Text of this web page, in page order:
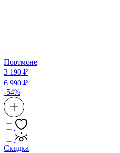
Портмоне
3 190 ₽
6 990 ₽
-54%
Скидка